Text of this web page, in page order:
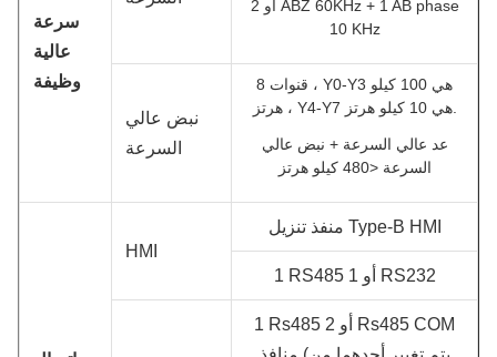
سرعة
عالية
وظيفة
أو 2 ABZ 60KHz + 1 AB phase
10 KHz
نبض عالي
السرعة
8 قنوات ، Y0-Y3 هي 100 كيلو
هرتز ، Y4-Y7 هي 10 كيلو هرتز.
عد عالي السرعة + نبض عالي
السرعة <480 كيلو هرتز
HMI
منفذ تنزيل Type-B HMI
1 RS485 أو 1 RS232
1 Rs485 أو 2 Rs485 COM